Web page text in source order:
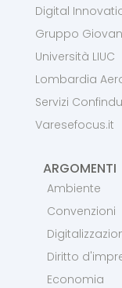
Digital
Gruppo
Università LIUC
Lombardia
Servizi
Varesefocus.it
ARGOMENTI
Ambiente
Convenzioni
Diritto
Economia